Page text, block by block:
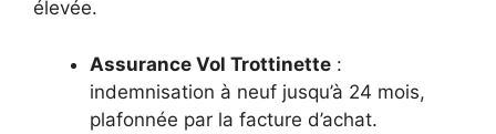
élevée.
Assurance Vol Trottinette :
indemnisation à neuf jusqu’à 24 mois,
plafonnée par la facture d’achat.